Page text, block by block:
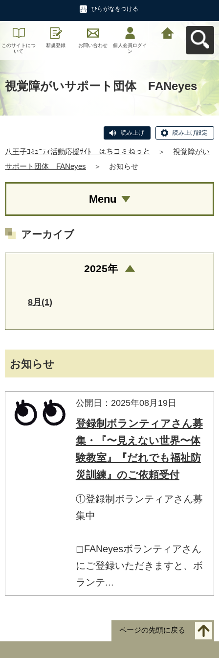
ひらがなをつける
このサイトにつ
いて
新規登録 お問い合わせ
個人会員ログイ
ン
視覚障がいサポート団体 FANeyes
読み上げ 読み上げ設定
八王子ｺﾐｭﾆﾃｨ活動応援ｻｲﾄ はちコミねっと ＞
視覚障がい
サポート団体 FANeyes
＞ お知らせ
お知らせ
公開日：2025年08月19日
登録制ボランティアさん募
集・『〜見えない世界〜体
験教室』『だれでも福祉防
災訓練』のご依頼受付
①登録制ボランティアさん募
集中
◻︎FANeyesボランティアさん
にご登録いただきますと、ボ
ランテ...
Menu
アーカイブ
2025年
8月(1)
ページの先頭に戻る